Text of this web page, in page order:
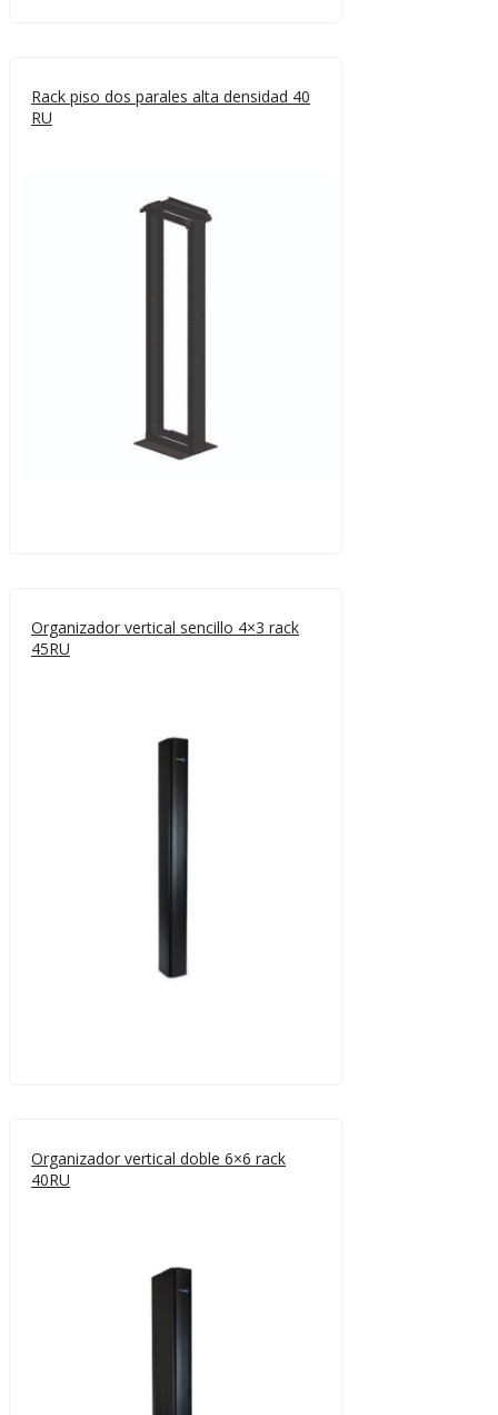
Rack piso dos parales alta densidad 40
RU
Organizador vertical sencillo 4×3 rack
45RU
Organizador vertical doble 6×6 rack
40RU